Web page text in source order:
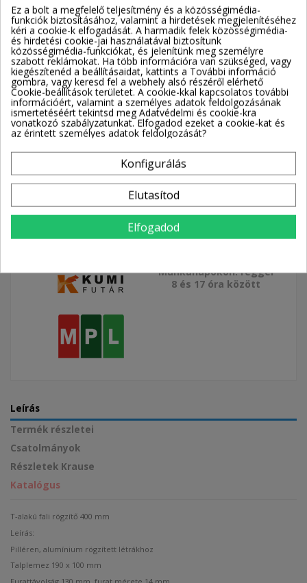
Elérhetőség: 2-3 munkanap
42 920 Ft 53 638 Ft -10 718 Ft
Adóval együtt
Kosárba
💬 Kérdezz rá a termék részleteire a jobb alsó sarokban
lévő chatben.
Szállítással kapcsolatos információk
Munkanapokon: reggel
8 és 17 óra között
Leírás
Termék részletei
Csatolmányok
Részletek Krause
Katalógus
T-alakú fali rögzítő 400 mm
Leírás:
Pilléren, alumínium rögzített létrákhoz
Talplemez 190 x 100 mm
Ez a bolt a megfelelő teljesítmény és a közösségimédia-
funkciók biztosításához, valamint a hirdetések megjelenítéséhez
kéri a cookie-k elfogadását. A harmadik felek közösségimédia-
és hirdetési cookie-jai használatával biztosítunk
közösségimédia-funkciókat, és jelenítünk meg személyre
szabott reklámokat. Ha több információra van szükséged, vagy
kiegészítenéd a beállításaidat, kattints a További információ
gombra, vagy keresd fel a webhely alsó részéről elérhető
Cookie-beállítások területet. A cookie-kkal kapcsolatos további
információért, valamint a személyes adatok feldolgozásának
ismertetéséért tekintsd meg Adatvédelmi és cookie-kra
vonatkozó szabályzatunkat. Elfogadod ezeket a cookie-kat és
az érintett személyes adatok feldolgozását?
Konfigurálás
Elutasítod
Elfogadod